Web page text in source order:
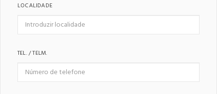
LOCALIDADE
TEL. / TELM.